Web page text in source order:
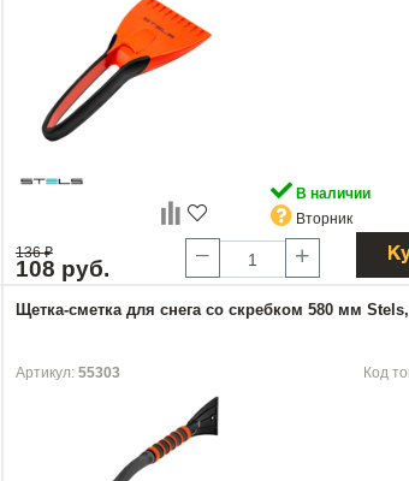
В наличии
Вторник
136₽
108 руб.
Щетка-сметка для снега со скребком 580 мм
Артикул: 55303 Код